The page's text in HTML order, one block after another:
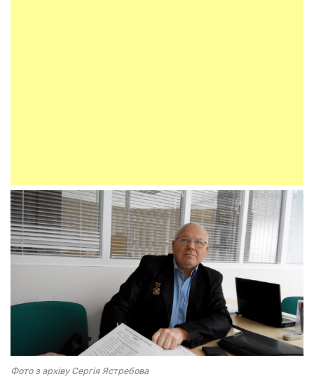
Фото з архіву Сергія Ястребова